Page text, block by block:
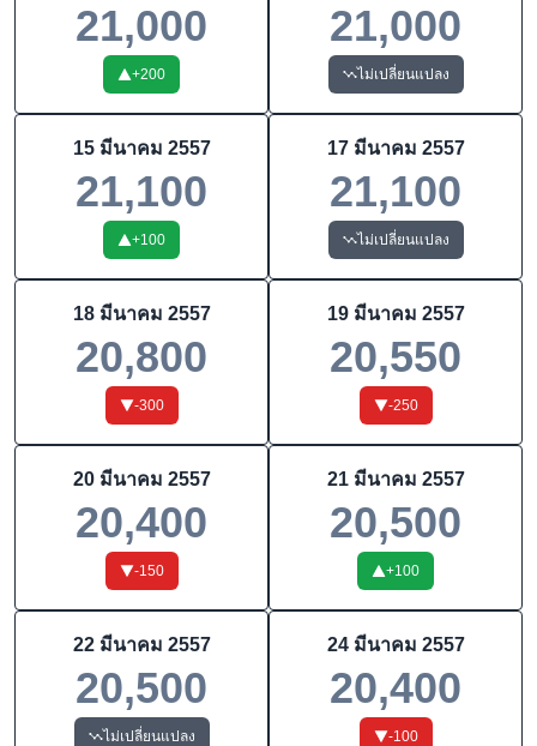
21,000
+200
21,000
ไม่เปลี่ยนแปลง
15 มีนาคม 2557
21,100
+100
17 มีนาคม 2557
21,100
ไม่เปลี่ยนแปลง
18 มีนาคม 2557
20,800
-300
19 มีนาคม 2557
20,550
-250
20 มีนาคม 2557
20,400
-150
21 มีนาคม 2557
20,500
+100
22 มีนาคม 2557
20,500
ไม่เปลี่ยนแปลง
24 มีนาคม 2557
20,400
-100